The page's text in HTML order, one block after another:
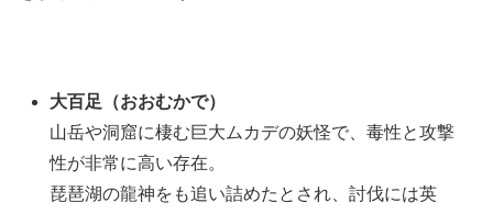
大百足（おおむかで）
山岳や洞窟に棲む巨大ムカデの妖怪で、毒性と攻撃
性が非常に高い存在。
琵琶湖の龍神をも追い詰めたとされ、討伐には英